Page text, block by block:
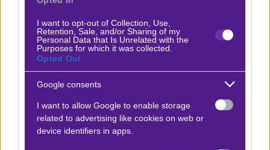
I want to opt-out of Collection, Use,
Retention, Sale, and/or Sharing of my
Personal Data that Is Unrelated with the
Purposes for which it was collected.
Opted Out
Google consents
I want to allow Google to enable storage
related to advertising like cookies on web or
device identifiers in apps.
Ο Αντώνης Σουκαράς προτείνει:
Ράγιο Βαγιεκάνο - Στρασβούργο
30.04.2026 -12.00